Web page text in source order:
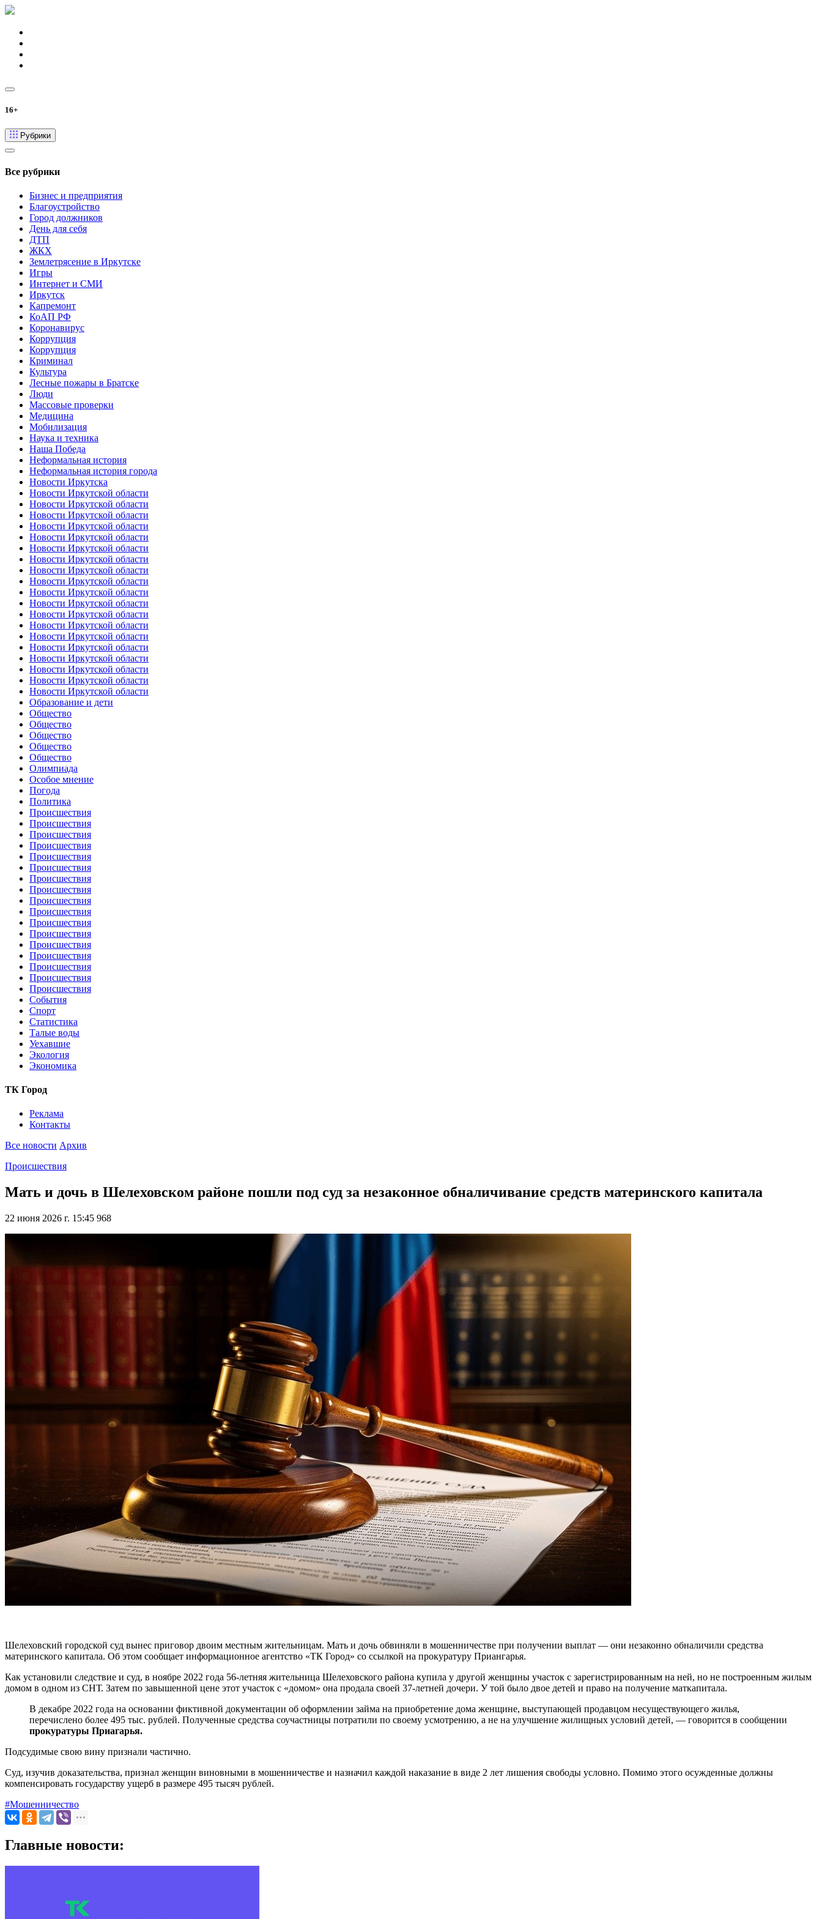
16+
Рубрики
Все рубрики
Бизнес и предприятия
Благоустройство
Город должников
День для себя
ДТП
ЖКХ
Землетрясение в Иркутске
Игры
Интернет и СМИ
Иркутск
Капремонт
КоАП РФ
Коронавирус
Коррупция
Коррупция
Криминал
Культура
Лесные пожары в Братске
Люди
Массовые проверки
Медицина
Мобилизация
Наука и техника
Наша Победа
Неформальная история
Неформальная история города
Новости Иркутска
Новости Иркутской области
Новости Иркутской области
Новости Иркутской области
Новости Иркутской области
Новости Иркутской области
Новости Иркутской области
Новости Иркутской области
Новости Иркутской области
Новости Иркутской области
Новости Иркутской области
Новости Иркутской области
Новости Иркутской области
Новости Иркутской области
Новости Иркутской области
Новости Иркутской области
Новости Иркутской области
Новости Иркутской области
Новости Иркутской области
Новости Иркутской области
Образование и дети
Общество
Общество
Общество
Общество
Общество
Олимпиада
Особое мнение
Погода
Политика
Происшествия
Происшествия
Происшествия
Происшествия
Происшествия
Происшествия
Происшествия
Происшествия
Происшествия
Происшествия
Происшествия
Происшествия
Происшествия
Происшествия
Происшествия
Происшествия
Происшествия
События
Спорт
Статистика
Талые воды
Уехавшие
Экология
Экономика
ТК Город
Реклама
Контакты
Все новости Архив
Происшествия
Мать и дочь в Шелеховском районе пошли под суд за незаконное обналичивание средств материнского капитала
22 июня 2026 г. 15:45 968
Шелеховский городской суд вынес приговор двоим местным жительницам. Мать и дочь обвиняли в мошенничестве при получении выплат — они незаконно обналичили средства
материнского капитала. Об этом сообщает информационное агентство «ТК Город» со ссылкой на прокуратуру Приангарья.
Как установили следствие и суд, в ноябре 2022 года 56-летняя жительница Шелеховского района купила у другой женщины участок с зарегистрированным на ней, но не построенным жилым
домом в одном из СНТ. Затем по завышенной цене этот участок с «домом» она продала своей 37-летней дочери. У той было двое детей и право на получение маткапитала.
В декабре 2022 года на основании фиктивной документации об оформлении займа на приобретение дома женщине, выступающей продавцом несуществующего жилья,
перечислено более 495 тыс. рублей. Полученные средства соучастницы потратили по своему усмотрению, а не на улучшение жилищных условий детей, — говорится в сообщении
прокуратуры Приагарья.
Подсудимые свою вину признали частично.
Суд, изучив доказательства, признал женщин виновными в мошенничестве и назначил каждой наказание в виде 2 лет лишения свободы условно. Помимо этого осужденные должны
компенсировать государству ущерб в размере 495 тысяч рублей.
#Мошенничество
Главные новости: